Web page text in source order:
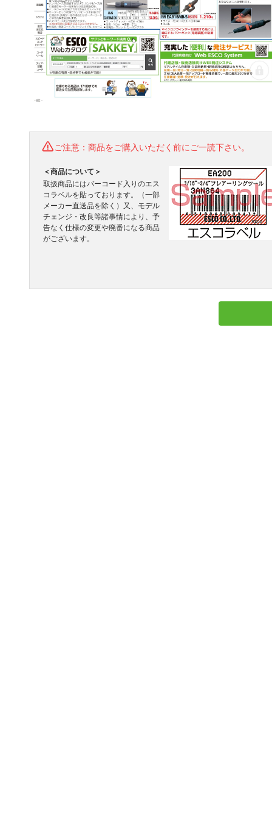
ご注意：商品をご購入いただく前にご一読下さい。
＜商品について＞
取扱商品にはバーコード入りのエス
コラベルを貼っております。（一部
メーカー直送品を除く）又、モデル
チェンジ・改良等諸事情により、予
告なく仕様の変更や廃番になる商品
がございます。